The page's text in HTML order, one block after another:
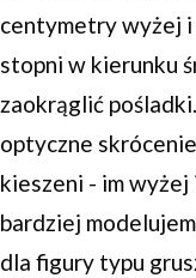
centymetry wyżej
stopni w kierunku
zaokrąglić
optyczne
kieszeni - im wyżej
bardziej
dla figury typu